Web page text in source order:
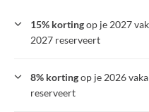
15% kortingop je 2027
2027 reserveert
8% kortingop je 2026
reserveert